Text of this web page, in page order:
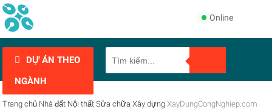
Online
DỰ ÁN THEO
NGÀNH
Trang chủ Nhà đất Nội thất Sửa chữa Xây dựng XayDungCongNghiep.com